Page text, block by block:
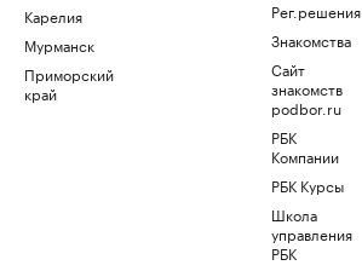
Карелия
Мурманск
Приморский
край
Рег.решения
Знакомства
Сайт
знакомств
podbor.ru
РБК
Компании
РБК Курсы
Школа
управления
РБК